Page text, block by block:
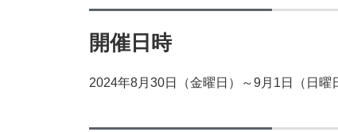
開催日時
2024年8月30日（金曜日）～9月1日（日曜